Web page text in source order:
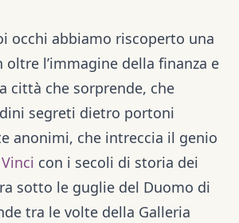
occhi abbiamo riscoperto una
oltre l’immagine della finanza e
città che sorprende, che
segreti dietro portoni
anonimi, che intreccia il genio
con i secoli di storia dei
sotto le guglie del Duomo di
tra le volte della Galleria